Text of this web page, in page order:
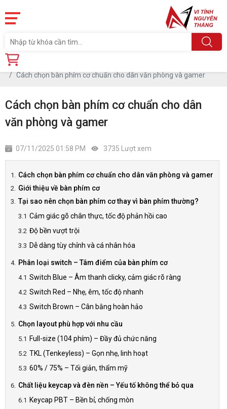
Trang chủ
Cách chọn bàn phím cơ chuẩn cho dân văn phòng và gamer
Cách chọn bàn phím cơ chuẩn cho dân
văn phòng và gamer
07/11/2025 01:58 PM 3735 Lượt xem
Cách chọn bàn phím cơ chuẩn cho dân văn phòng và gamer
Giới thiệu về bàn phím cơ
Tại sao nên chọn bàn phím cơ thay vì bàn phím thường?
Cảm giác gõ chân thực, tốc độ phản hồi cao
Độ bền vượt trội
Dễ dàng tùy chỉnh và cá nhân hóa
Phân loại switch – Tâm điểm của bàn phím cơ
Switch Blue – Âm thanh clicky, cảm giác rõ ràng
Switch Red – Nhẹ, êm, tốc độ nhanh
Switch Brown – Cân bằng hoàn hảo
Chọn layout phù hợp với nhu cầu
Full-size (104 phím) – Đầy đủ chức năng
TKL (Tenkeyless) – Gọn nhẹ, linh hoạt
60% / 75% – Tối giản, thẩm mỹ
Chất liệu keycap và đèn nền – Yếu tố không thể bỏ qua
Keycap PBT – Bền bỉ, chống mòn